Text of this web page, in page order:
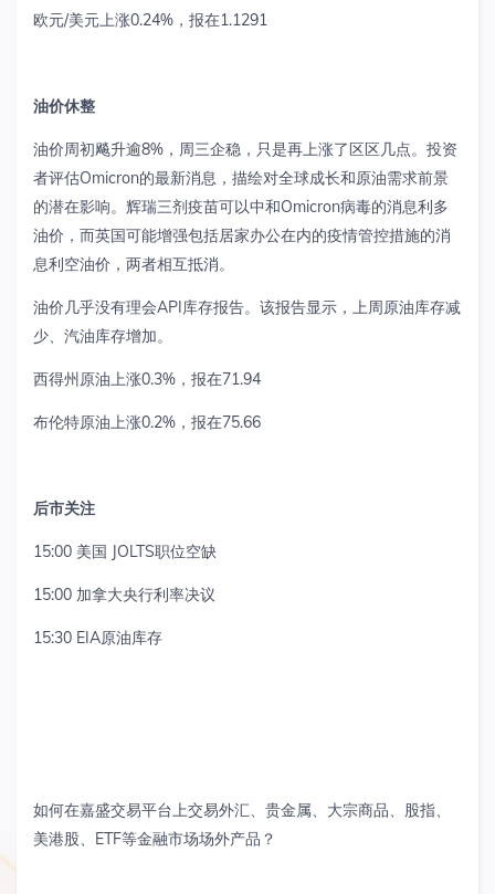
欧元/美元上涨0.24% ，报在1.1291
油价休整
油价周初飚升逾8% ，周三企稳，只是再上涨了区区几点。投资
者评估Omicron的最新消息，描绘对全球成长和原油需求前景
的潜在影响。辉瑞三剂疫苗可以中和Omicron病毒的消息利多
油价，而英国可能增强包括居家办公在内的疫情管控措施的消
息利空油价，两者相互抵消。
油价几乎没有理会API库存报告。该报告显示，上周原油库存减
少、汽油库存增加。
西得州原油上涨0.3% ，报在71.94
布伦特原油上涨0.2% ，报在75.66
后市关注
15:00 美国 JOLTS职位空缺
15:00 加拿大央行利率决议
15:30 EIA原油库存
如何在嘉盛交易平台上交易外汇、贵金属、大宗商品、股指、
美港股、 ETF等金融市场场外产品？